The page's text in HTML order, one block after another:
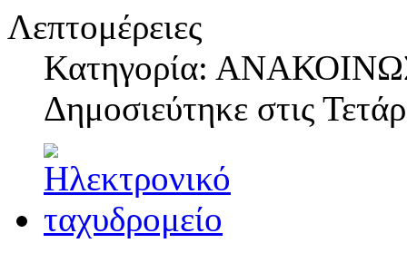
Λεπτομέρειες
Κατηγορία:
Δημοσιεύτηκε στις